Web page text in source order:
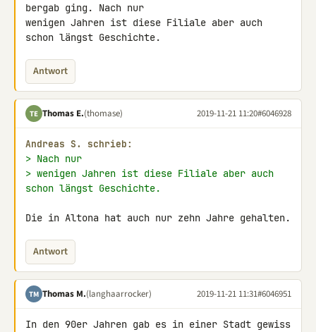
bergab ging. Nach nur
wenigen Jahren ist diese Filiale aber auch
schon längst Geschichte.
Antwort
TE Thomas E.(thomase) 2019-11-21 11:20#6046928
Andreas S. schrieb:
> Nach nur
> wenigen Jahren ist diese Filiale aber auch
schon längst Geschichte.
Die in Altona hat auch nur zehn Jahre gehalten.
Antwort
TM Thomas M.(langhaarrocker) 2019-11-21 11:31#6046951
In den 90er Jahren gab es in einer Stadt gewiss